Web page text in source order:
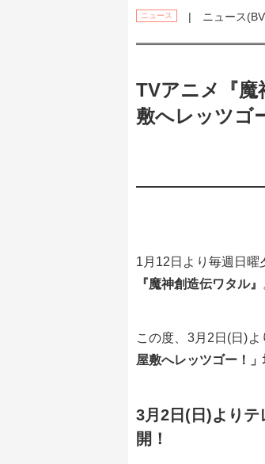
ニュース | ニュース(BV
TVアニメ『魔
敷へレッツゴ
1月12日より毎週日曜
『魔神創造伝ワタル』
この度、3月2日(日)
屋敷へレッツゴー！
3月2日(日)より
開！